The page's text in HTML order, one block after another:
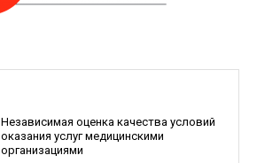
Независимая оценка качества условий
оказания услуг медицинскими
организациями